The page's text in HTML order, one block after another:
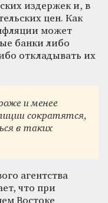
издержек и, в
цен. Как
может
банки либо
откладывать их
и менее
сократятся,
в таких
агентства
что при